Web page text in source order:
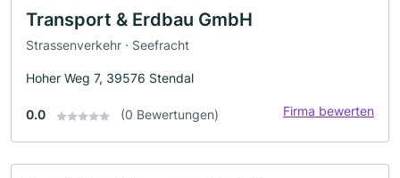
Transport & Erdbau GmbH
Strassenverkehr · Seefracht
Hoher Weg 7, 39576 Stendal
0.0 (0 Bewertungen) Firma bewerten